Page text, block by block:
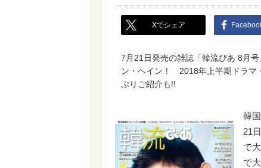
Xでシェア
7月21日発売の雑誌「韓流ぴあ 8月
ン・ヘイン！ 2018年上半期ドラマ
ぷりご紹介も!!
韓
21
で
で